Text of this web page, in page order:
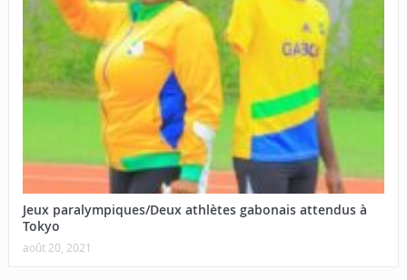
Jeux paralympiques/Deux athlètes gabonais attendus à
Tokyo
août 20, 2021